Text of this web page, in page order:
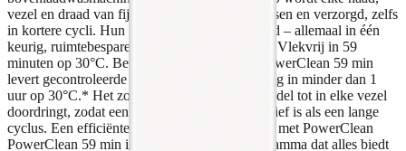
vezel en draad van fijne kledingstukken gewassen en verzorgd, zelfs
in kortere cycli. Hun kwaliteit wordt beschermd – allemaal in één
keurig, ruimtebesparend formaat. PowerClean: Vlekvrij in 59
minuten op 30°C. Bespaar tot 30% energie. PowerClean 59 min
levert gecontroleerde volledige vlekverwijdering in minder dan 1
uur op 30°C.* Het zorgt ervoor dat het wasmiddel tot in elke vezel
doordringt, zodat een korte cyclus net zo effectief is als een lange
cyclus. Een efficiënte dagelijkse was in 59 min met PowerClean
PowerClean 59 min is het dagelijkse wasprogramma dat alles biedt